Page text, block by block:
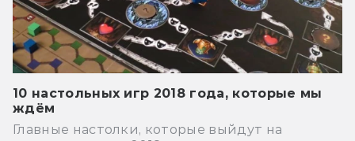
10 настольных игр 2018 года, которые мы
ждём
Главные настолки, которые выйдут на